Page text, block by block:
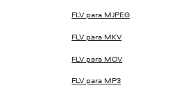
FLV para MJPEG
FLV para MKV
FLV para MOV
FLV para MP3